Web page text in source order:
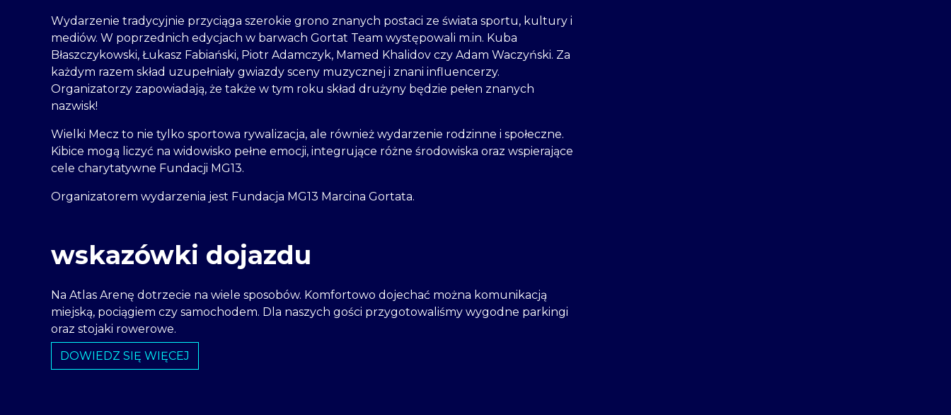
Wydarzenie tradycyjnie przyciąga szerokie grono znanych postaci ze świata sportu, kultury i
mediów. W poprzednich edycjach w barwach Gortat Team występowali m.in. Kuba
Błaszczykowski, Łukasz Fabiański, Piotr Adamczyk, Mamed Khalidov czy Adam Waczyński. Za
każdym razem skład uzupełniały gwiazdy sceny muzycznej i znani influencerzy.
Organizatorzy zapowiadają, że także w tym roku skład drużyny będzie pełen znanych
nazwisk!
Wielki Mecz to nie tylko sportowa rywalizacja, ale również wydarzenie rodzinne i społeczne.
Kibice mogą liczyć na widowisko pełne emocji, integrujące różne środowiska oraz wspierające
cele charytatywne Fundacji MG13.
Organizatorem wydarzenia jest Fundacja MG13 Marcina Gortata.
wskazówki dojazdu
Na Atlas Arenę dotrzecie na wiele sposobów. Komfortowo dojechać można komunikacją
miejską, pociągiem czy samochodem. Dla naszych gości przygotowaliśmy wygodne parkingi
oraz stojaki rowerowe.
DOWIEDZ SIĘ WIĘCEJ